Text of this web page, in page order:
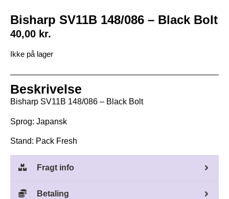
Bisharp SV11B 148/086 – Black Bolt
40,00 kr.
Ikke på lager
Beskrivelse
Bisharp SV11B 148/086 – Black Bolt
Sprog: Japansk
Stand: Pack Fresh
Fragt info
Betaling